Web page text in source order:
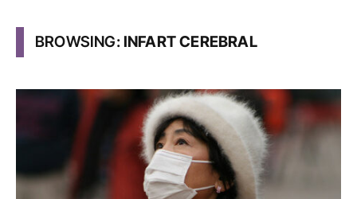
BROWSING:INFART CEREBRAL